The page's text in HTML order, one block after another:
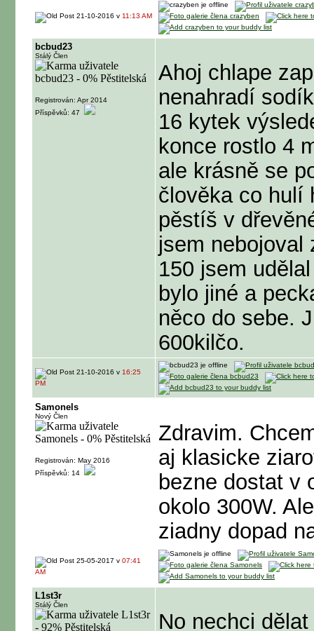
21-10-2016 v 11:13 AM
bcbud23
Stálý Člen
Registrován: Apr 2014
Příspěvků: 47
Ahoj chlape
nenahradí
16 kytek
konce rostlo 4
ale krásně se
člověka co hulí
pěstíš v
jsem nebojoval
150 jsem
bylo jiné a
něco do sebe.
600kilčo.
21-10-2016 v 16:25
PM
Samonels
Nový Člen
Registrován: May 2016
Příspěvků: 14
Zdravim.
aj klasicke
bezne dostat v
okolo 300W.
ziadny dopad
25-05-2017 v 07:41
AM
L1st3r
Stálý Člen
No nechci